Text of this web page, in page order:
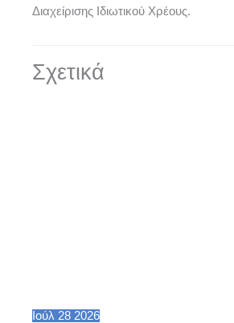
Διαχείρισης Ιδιωτικού Χρέους.
Σχετικά
Ιούλ 28 2026